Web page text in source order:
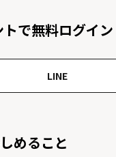
で無料ログイン
LINE
めること